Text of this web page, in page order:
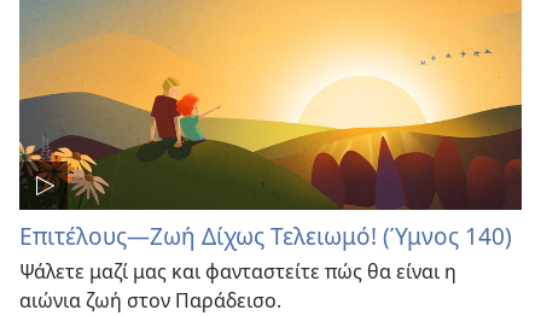
Επιτέλους​—Ζωή Δίχως Τελειωμό! (Ύμνος 140)
Ψάλετε μαζί μας και φανταστείτε πώς θα είναι η
αιώνια ζωή στον Παράδεισο.